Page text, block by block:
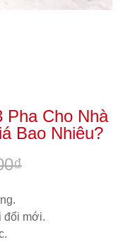
Pha Cho Nhà
Bao Nhiêu?
đổi mới.